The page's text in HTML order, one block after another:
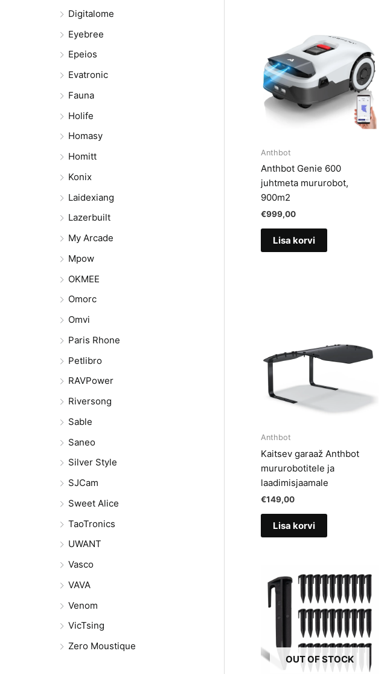
Digitalome
Eyebree
Epeios
Evatronic
Fauna
Holife
Homasy
Homitt
Konix
Laidexiang
Lazerbuilt
My Arcade
Mpow
OKMEE
Omorc
Omvi
Paris Rhone
Petlibro
RAVPower
Riversong
Sable
Saneo
Silver Style
SJCam
Sweet Alice
TaoTronics
UWANT
Vasco
VAVA
Venom
VicTsing
Zero Moustique
Anthbot
Anthbot Genie 600
juhtmeta mururobot,
900m2
€999,00
Lisa korvi
Anthbot
Kaitsev garaaž Anthbot
mururobotitele ja
laadimisjaamale
€149,00
Lisa korvi
OUT OF STOCK